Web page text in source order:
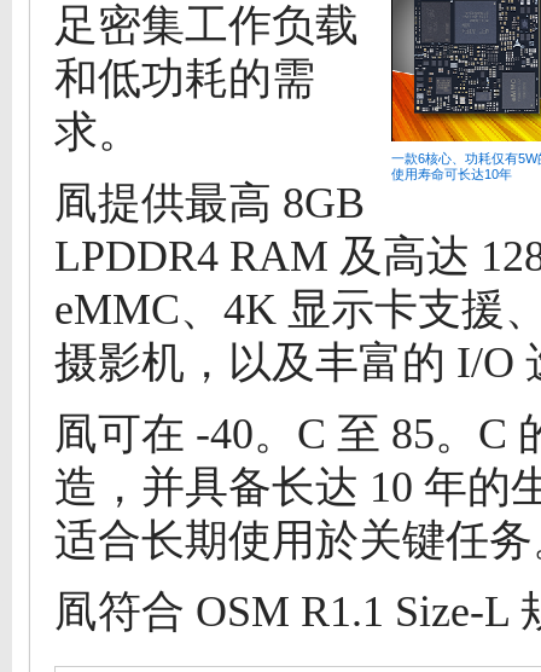
一款6核心、功耗仅有
使用寿命可长达10年
足密集工作负载
和低功耗的需
求。
凮提供最高 8GB
LPDDR4 RAM 及高达
eMMC、4K 显示卡支援
摄影机，以及丰富的 I/O
凮可在 -40。C 至 85。C
造，并具备长达 10 年的
适合长期使用於关键任
凮符合 OSM R1.1 Size-L